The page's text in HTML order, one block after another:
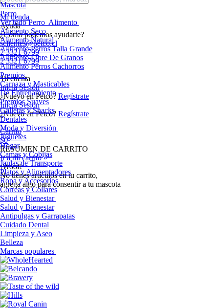
Mi tienda
Ayuda
¿Cómo podemos ayudarte?
sclientes@petco.cl
2 3321 6799
2 3321 6799
Tu cuenta
Inicia Sesión
¿Nuevo en Petco? Regístrate
Inicia Sesión
¿Nuevo en Petco? Regístrate
Carrito
$0
RESUMEN DE CARRITO
Ir a mi carrito »
¡Woof!
No tíenes artículos en tu carrito,
agrega algo para consentir a tu mascota
Mascota
Perro
Ver todo Perro Alimento
Alimento Seco
Alimento Natural
Alimento Perros Talla Grande
Alimento Libre De Granos
Alimento Perros Cachorros
Premios
Carnaza y Masticables
De Entrenamiento
Premios Suaves
Galletas y Snacks
Dentales
Moda y Diversión
Juguetes
Hogar
Camas y Cobijas
Jaulas de Transporte
Platos y Alimentadores
Ropa y Accesorios
Correas y Collares
Salud y Bienestar
Salud y Bienestar
Antipulgas y Garrapatas
Cuidado Dental
Limpieza y Aseo
Belleza
Marcas populares